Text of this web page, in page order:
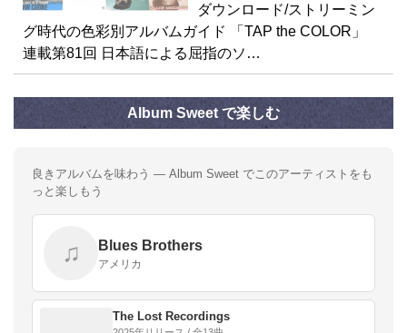
ダウンロード/ストリーミン
グ時代の色彩別アルバムガイド 「TAP the COLOR」
連載第81回 日本語による屈指のソ…
Album Sweet で楽しむ
良きアルバムを味わう — Album Sweet でこのアーティストをも
っと楽しもう
♫ Blues Brothers
アメリカ
The Lost Recordings